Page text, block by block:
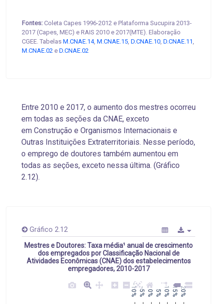
Fontes: Coleta Capes 1996-2012 e Plataforma Sucupira 2013-
2017 (Capes, MEC) e RAIS 2010 e 2017(MTE). Elaboração
CGEE. Tabelas M.CNAE.14, M.CNAE.15, D.CNAE.10, D.CNAE.11,
M.CNAE.02 e D.CNAE.02
Entre 2010 e 2017, o aumento dos mestres ocorreu
em todas as seções da CNAE, exceto
em Construção e Organismos Internacionais e
Outras Instituições Extraterritoriais. Nesse período,
o emprego de doutores também aumentou em
todas as seções, exceto nessa última. (Gráfico
2.12).
Gráfico 2.12
Mestres e Doutores: Taxa média¹ anual de crescimento
dos empregados por Classificação Nacional de
Atividades Econômicas (CNAE) dos estabelecimentos
empregadores, 2010-2017
−10% −5% 0% 5% 10% 15% 20%